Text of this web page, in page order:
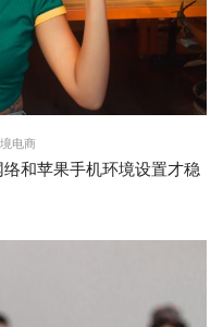
电商
和苹果手机环境设置才稳